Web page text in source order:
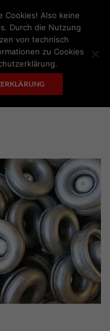
Cookies! Also keine
Durch die Nutzung
von technisch
zu Cookies